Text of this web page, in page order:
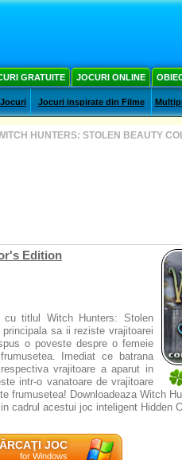
GRATUITE JOCURI ONLINE
Jocuri inspirate din Filme
HUNTERS: STOLEN BEAUTY
Edition
cu titlul Witch Hunters: Stolen
sa ii reziste vrajitoarei
o poveste despre o femeie
Imediat ce batrana
vrajitoare a aparut in
intr-o vanatoare de vrajitoare
frumusetea! Downloadeaza Witch
cadrul acestui joc inteligent Hidden
JOC
for Windows